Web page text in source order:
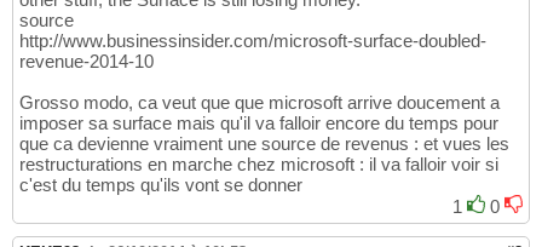
source
http://www.businessinsider.com/microsoft-surface-doubled-
revenue-2014-10
Grosso modo, ca veut que que microsoft arrive doucement a
imposer sa surface mais qu'il va falloir encore du temps pour
que ca devienne vraiment une source de revenus : et vues les
restructurations en marche chez microsoft : il va falloir voir si
c'est du temps qu'ils vont se donner
1
0